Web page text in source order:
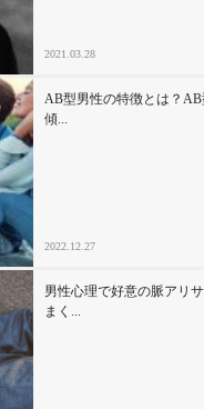
2021.03.28
AB型男性の特徴とは？
傾...
2022.12.27
男性心理で好意の脈アリ
まく...